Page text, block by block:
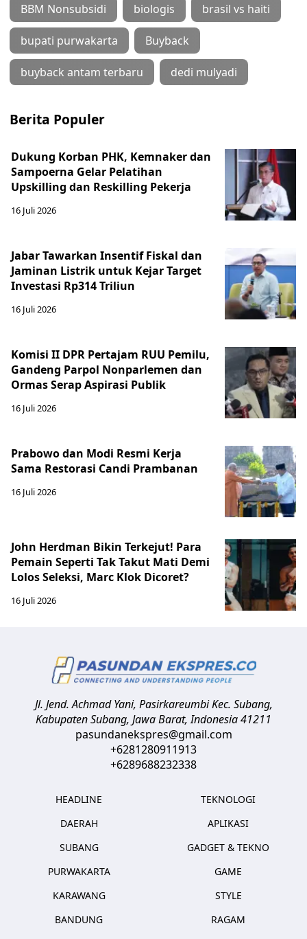
BBM Nonsubsidi biologis brasil vs haiti
bupati purwakarta Buyback
buyback antam terbaru dedi mulyadi
Berita Populer
Dukung Korban PHK, Kemnaker dan
Sampoerna Gelar Pelatihan
Upskilling dan Reskilling Pekerja
16 Juli 2026
Jabar Tawarkan Insentif Fiskal dan
Jaminan Listrik untuk Kejar Target
Investasi Rp314 Triliun
16 Juli 2026
Komisi II DPR Pertajam RUU Pemilu,
Gandeng Parpol Nonparlemen dan
Ormas Serap Aspirasi Publik
16 Juli 2026
Prabowo dan Modi Resmi Kerja
Sama Restorasi Candi Prambanan
16 Juli 2026
John Herdman Bikin Terkejut! Para
Pemain Seperti Tak Takut Mati Demi
Lolos Seleksi, Marc Klok Dicoret?
16 Juli 2026
Jl. Jend. Achmad Yani, Pasirkareumbi Kec. Subang,
Kabupaten Subang, Jawa Barat,Indonesia41211
pasundanekspres@gmail.com
+6281280911913
+6289688232338
HEADLINE
DAERAH
SUBANG
PURWAKARTA
KARAWANG
BANDUNG
TEKNOLOGI
APLIKASI
GADGET & TEKNO
GAME
STYLE
RAGAM